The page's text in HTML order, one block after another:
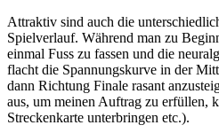
Attraktiv sind auch die
Spielverlauf. Während man zu
einmal Fuss zu fassen und die
flacht die Spannungskurve in der
dann Richtung Finale rasant
aus, um meinen Auftrag zu erfüllen,
Streckenkarte unterbringen etc.).